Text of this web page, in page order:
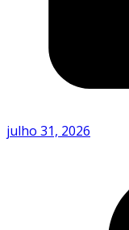
julho 31, 2026